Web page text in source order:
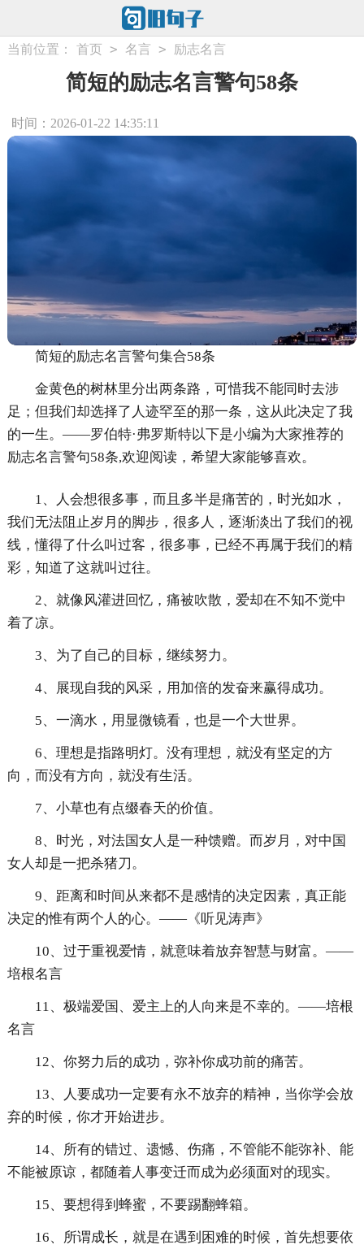
当前位置： 首页 > 名言 > 励志名言
简短的励志名言警句58条
时间：2026-01-22 14:35:11
简短的励志名言警句集合58条
金黄色的树林里分出两条路，可惜我不能同时去涉
足；但我们却选择了人迹罕至的那一条，这从此决定了我
的一生。——罗伯特·弗罗斯特以下是小编为大家推荐的
励志名言警句58条,欢迎阅读，希望大家能够喜欢。
1、人会想很多事，而且多半是痛苦的，时光如水，
我们无法阻止岁月的脚步，很多人，逐渐淡出了我们的视
线，懂得了什么叫过客，很多事，已经不再属于我们的精
彩，知道了这就叫过往。
2、就像风灌进回忆，痛被吹散，爱却在不知不觉中
着了凉。
3、为了自己的目标，继续努力。
4、展现自我的风采，用加倍的发奋来赢得成功。
5、一滴水，用显微镜看，也是一个大世界。
6、理想是指路明灯。没有理想，就没有坚定的方
向，而没有方向，就没有生活。
7、小草也有点缀春天的价值。
8、时光，对法国女人是一种馈赠。而岁月，对中国
女人却是一把杀猪刀。
9、距离和时间从来都不是感情的决定因素，真正能
决定的惟有两个人的心。——《听见涛声》
10、过于重视爱情，就意味着放弃智慧与财富。——
培根名言
11、极端爱国、爱主上的人向来是不幸的。——培根
名言
12、你努力后的成功，弥补你成功前的痛苦。
13、人要成功一定要有永不放弃的精神，当你学会放
弃的时候，你才开始进步。
14、所有的错过、遗憾、伤痛，不管能不能弥补、能
不能被原谅，都随着人事变迁而成为必须面对的现实。
15、要想得到蜂蜜，不要踢翻蜂箱。
16、所谓成长，就是在遇到困难的时候，首先想要依